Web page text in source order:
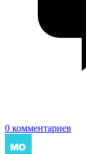
0 комментариев